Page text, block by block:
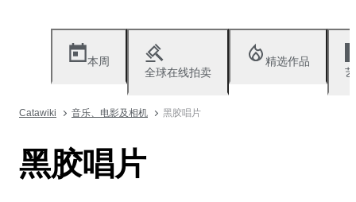
本周
全球在线拍卖
精选作品
Catawiki 音乐、电影及相机 黑胶唱片
黑胶唱片